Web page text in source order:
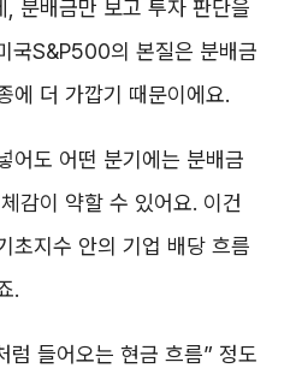
분배금만 보고 투자 판단을
국S&P500의 본질은 분배금
에 더 가깝기 때문이에요.
어도 어떤 분기에는 분배금
감이 약할 수 있어요. 이건
초지수 안의 기업 배당 흐름
.
럼 들어오는 현금 흐름” 정도